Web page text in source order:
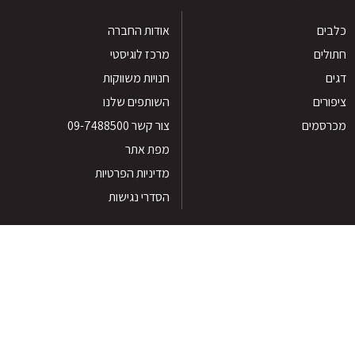
אודות החברה
מרכז לוגיסטי
חנויות משווקות
השותפים שלנו
צור קשר 09-7488500
מפת אתר
מדיניות הפרטיות
הסדרי נגישות